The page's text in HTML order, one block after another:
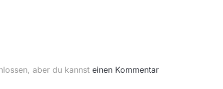
aber du kannst einen Kommentar